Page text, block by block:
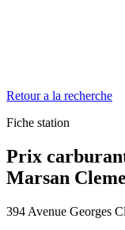
Retour a la recherche
Fiche station
Prix
Marsan
394 Avenue Georges